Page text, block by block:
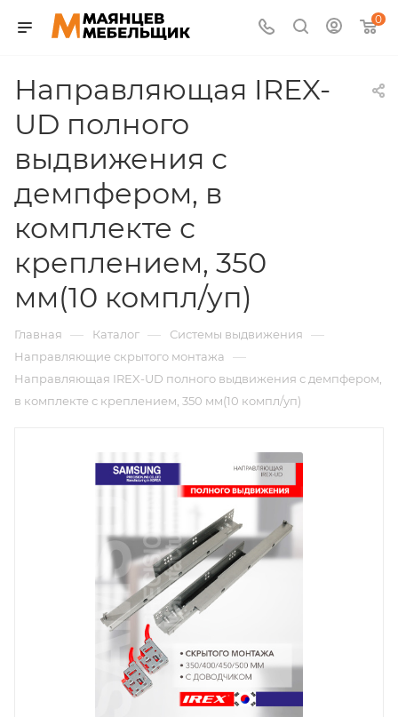
0
Направляющая IREX-
UD полного
выдвижения с
демпфером, в
комплекте с
креплением, 350
мм(10 компл/уп)
Главная — Каталог — Системы выдвижения —
Направляющие скрытого монтажа —
Направляющая IREX-UD полного выдвижения с демпфером,
в комплекте с креплением, 350 мм(10 компл/уп)